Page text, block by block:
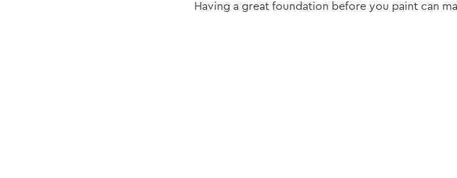
Having a great foundation before you paint can